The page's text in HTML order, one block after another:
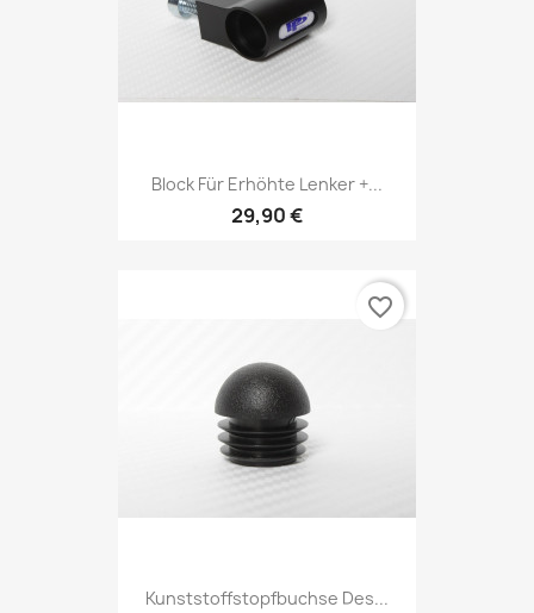
Block Für Erhöhte Lenker +...
29,90 €
Kunststoffstopfbuchse Des...
favorite_border